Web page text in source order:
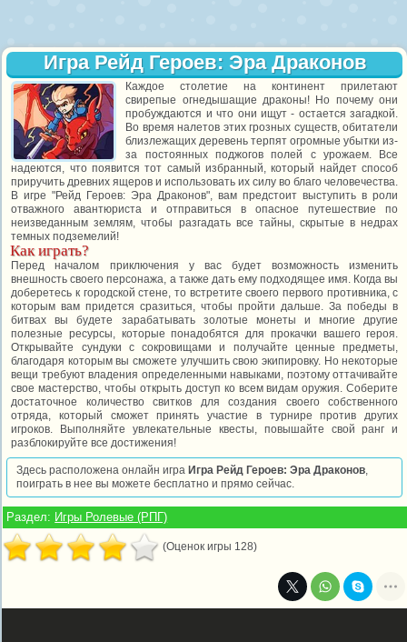
Игра Рейд Героев: Эра Драконов
Каждое столетие на континент прилетают
свирепые огнедышащие драконы! Но почему они
пробуждаются и что они ищут - остается загадкой.
Во время налетов этих грозных существ, обитатели
близлежащих деревень терпят огромные убытки из-
за постоянных поджогов полей с урожаем. Все
надеются, что появится тот самый избранный, который найдет способ
приручить древних ящеров и использовать их силу во благо человечества.
В игре "Рейд Героев: Эра Драконов", вам предстоит выступить в роли
отважного авантюриста и отправиться в опасное путешествие по
неизведанным землям, чтобы разгадать все тайны, скрытые в недрах
темных подземелий!
Как играть?
Перед началом приключения у вас будет возможность изменить
внешность своего персонажа, а также дать ему подходящее имя. Когда вы
доберетесь к городской стене, то встретите своего первого противника, с
которым вам придется сразиться, чтобы пройти дальше. За победы в
битвах вы будете зарабатывать золотые монеты и многие другие
полезные ресурсы, которые понадобятся для прокачки вашего героя.
Открывайте сундуки с сокровищами и получайте ценные предметы,
благодаря которым вы сможете улучшить свою экипировку. Но некоторые
вещи требуют владения определенными навыками, поэтому оттачивайте
свое мастерство, чтобы открыть доступ ко всем видам оружия. Соберите
достаточное количество свитков для создания своего собственного
отряда, который сможет принять участие в турнире против других
игроков. Выполняйте увлекательные квесты, повышайте свой ранг и
разблокируйте все достижения!
Здесь расположена онлайн игра Игра Рейд Героев: Эра Драконов,
поиграть в нее вы можете бесплатно и прямо сейчас.
Раздел: Игры Ролевые (РПГ)
(Оценок игры 128)